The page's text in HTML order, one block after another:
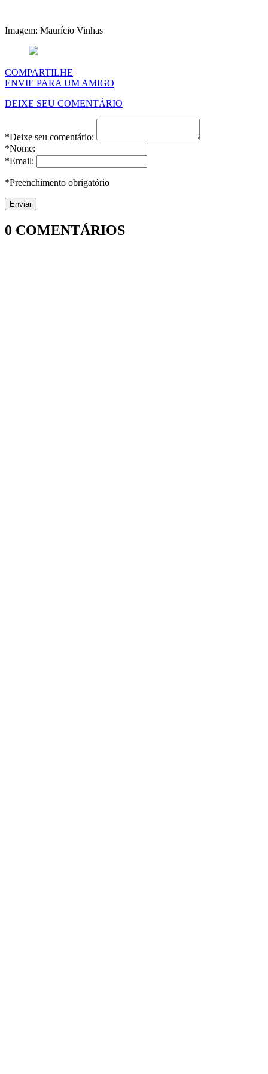
Imagem: Maurício Vinhas
COMPARTILHE
ENVIE PARA UM AMIGO
DEIXE SEU COMENTÁRIO
*Deixe seu comentário:
*Nome:
*Email:
*Preenchimento obrigatório
0 COMENTÁRIOS